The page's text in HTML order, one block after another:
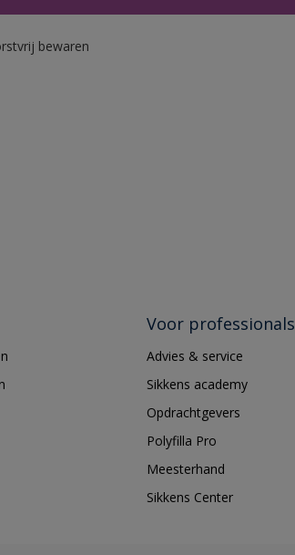
bewaren
Voor professionals
Advies & service
Sikkens academy
Opdrachtgevers
Polyfilla Pro
Meesterhand
Sikkens Center